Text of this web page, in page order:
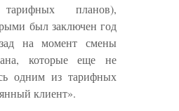
планов),
был заключен год
на момент смены
которые еще не
одним из тарифных
клиент».